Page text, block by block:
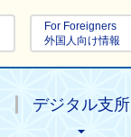
For Foreigners
外国人向け情報
デジタル支所